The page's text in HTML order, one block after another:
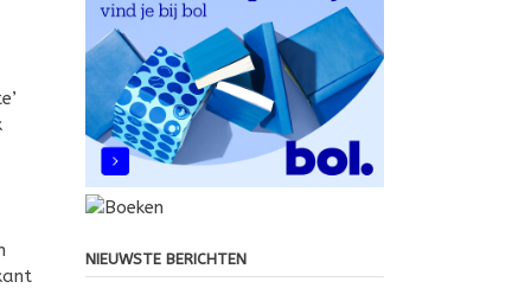
NIEUWSTE BERICHTEN